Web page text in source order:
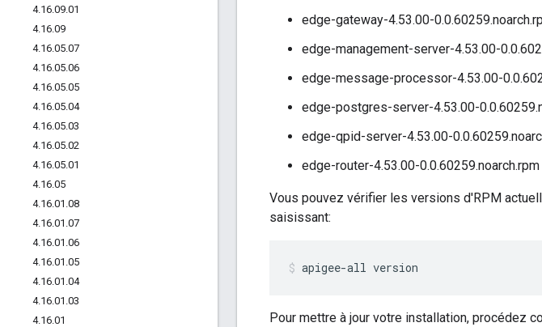
4.16.09.01
4.16.09
4.16.05.07
4.16.05.06
4.16.05.05
4.16.05.04
4.16.05.03
4.16.05.02
4.16.05.01
4.16.05
4.16.01 .08
4.16.01 .07
4.16.01 .06
4.16.01 .05
4.16.01 .04
4.16.01 .03
4.16.01
edge-gateway-4.53.00-
edge-management-server-4.53.00-
edge-message-processor-4.53.00-
edge-postgres-server-4.53.00-
edge-qpid-server-4.53.00-
edge-router-4.53.00-0.0.60259.noarch.rpm
Vous pouvez vérifier les versions d'RPM
saisissant:
apigee-all version
Pour mettre à jour votre installation, procédez